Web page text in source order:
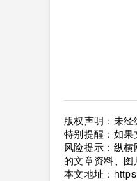
版权声明：未经
特别提醒：如果
风险提示：纵
的文章资料、图
本文地址：